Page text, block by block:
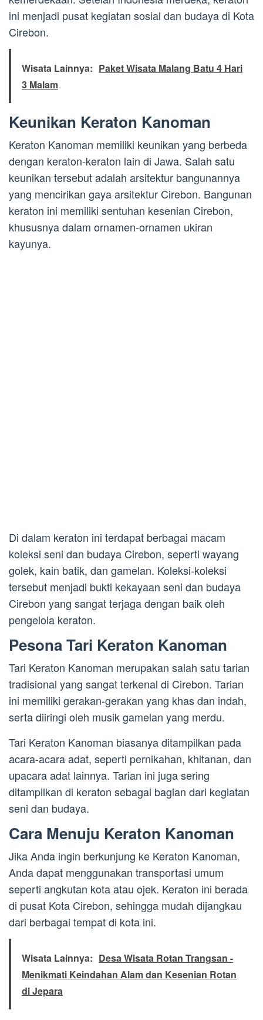
ini menjadi pusat kegiatan sosial dan budaya di Kota
Cirebon.
Wisata Lainnya: Paket Wisata Malang Batu 4 Hari
3 Malam
Keunikan Keraton Kanoman
Keraton Kanoman memiliki keunikan yang berbeda
dengan keraton-keraton lain di Jawa. Salah satu
keunikan tersebut adalah arsitektur bangunannya
yang mencirikan gaya arsitektur Cirebon. Bangunan
keraton ini memiliki sentuhan kesenian Cirebon,
khususnya dalam ornamen-ornamen ukiran
kayunya.
Di dalam keraton ini terdapat berbagai macam
koleksi seni dan budaya Cirebon, seperti wayang
golek, kain batik, dan gamelan. Koleksi-koleksi
tersebut menjadi bukti kekayaan seni dan budaya
Cirebon yang sangat terjaga dengan baik oleh
pengelola keraton.
Pesona Tari Keraton Kanoman
Tari Keraton Kanoman merupakan salah satu tarian
tradisional yang sangat terkenal di Cirebon. Tarian
ini memiliki gerakan-gerakan yang khas dan indah,
serta diiringi oleh musik gamelan yang merdu.
Tari Keraton Kanoman biasanya ditampilkan pada
acara-acara adat, seperti pernikahan, khitanan, dan
upacara adat lainnya. Tarian ini juga sering
ditampilkan di keraton sebagai bagian dari kegiatan
seni dan budaya.
Cara Menuju Keraton Kanoman
Jika Anda ingin berkunjung ke Keraton Kanoman,
Anda dapat menggunakan transportasi umum
seperti angkutan kota atau ojek. Keraton ini berada
di pusat Kota Cirebon, sehingga mudah dijangkau
dari berbagai tempat di kota ini.
Wisata Lainnya: Desa Wisata Rotan Trangsan -
Menikmati Keindahan Alam dan Kesenian Rotan
di Jepara